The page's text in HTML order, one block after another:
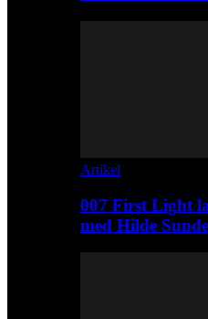
Artikel
007 First Light
med Hilde Sunde